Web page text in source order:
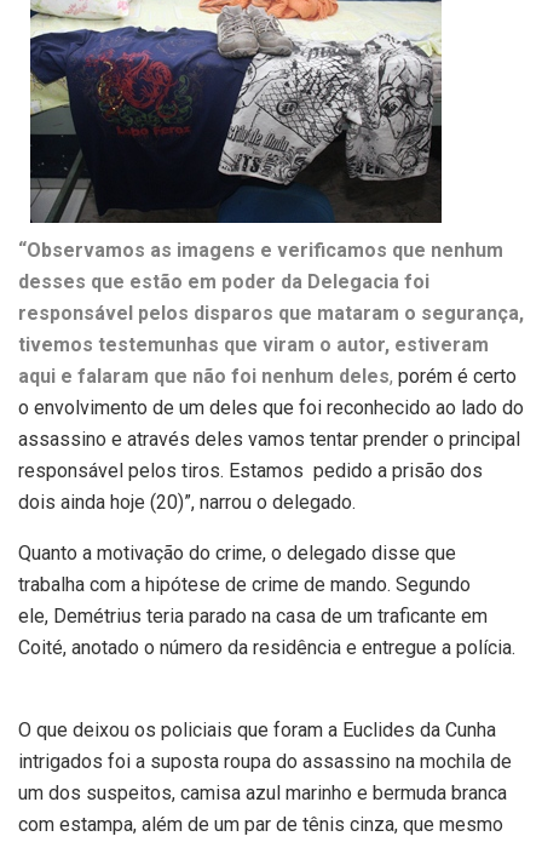
“Observamos as imagens e verificamos que nenhum
desses que estão em poder da Delegacia foi
responsável pelos disparos que mataram o segurança,
tivemos testemunhas que viram o autor, estiveram
aqui e falaram que não foi nenhum deles, porém é certo
o envolvimento de um deles que foi reconhecido ao lado do
assassino e através deles vamos tentar prender o principal
responsável pelos tiros. Estamos pedido a prisão dos
dois ainda hoje (20)”, narrou o delegado.
Quanto a motivação do crime, o delegado disse que
trabalha com a hipótese de crime de mando. Segundo
ele, Demétrius teria parado na casa de um traficante em
Coité, anotado o número da residência e entregue a polícia.
O que deixou os policiais que foram a Euclides da Cunha
intrigados foi a suposta roupa do assassino na mochila de
um dos suspeitos, camisa azul marinho e bermuda branca
com estampa, além de um par de tênis cinza, que mesmo